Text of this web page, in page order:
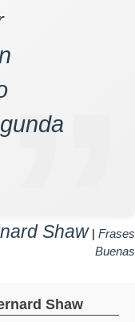
Shaw| Frases
Buenas
Shaw